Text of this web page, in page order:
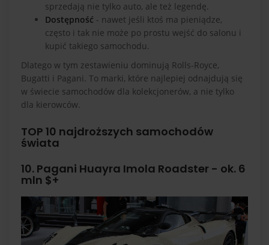
sprzedają nie tylko auto, ale też legendę.
Dostępność - nawet jeśli ktoś ma pieniądze,
często i tak nie może po prostu wejść do salonu i
kupić takiego samochodu.
Dlatego w tym zestawieniu dominują Rolls-Royce,
Bugatti i Pagani. To marki, które najlepiej odnajdują się
w świecie samochodów dla kolekcjonerów, a nie tylko
dla kierowców.
TOP 10 najdroższych samochodów
świata
10. Pagani Huayra Imola Roadster - ok. 6
mln $+